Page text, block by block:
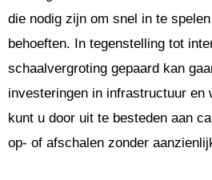
die nodig zijn om snel in te
behoeften. In tegenstelling tot
schaalvergroting gepaard kan
investeringen in infrastructuur en
kunt u door uit te besteden aan
op- of afschalen zonder